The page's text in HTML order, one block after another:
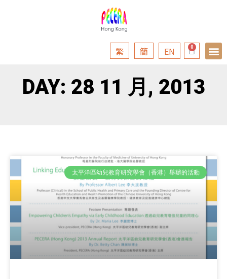
繁 簡 EN
DAY: 28 11 月, 2013
太平洋區幼兒教育研究學會（香港）舉辦的活動